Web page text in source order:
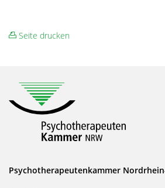
Seite drucken
Psychotherapeutenkammer